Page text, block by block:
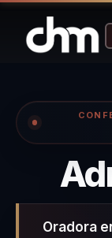
Oradora